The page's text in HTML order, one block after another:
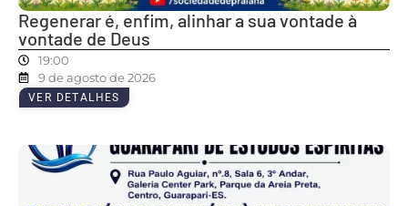
Regenerar é, enfim, alinhar a sua vontade à
vontade de Deus
19:00
9 de agosto de 2026
VER DETALHES